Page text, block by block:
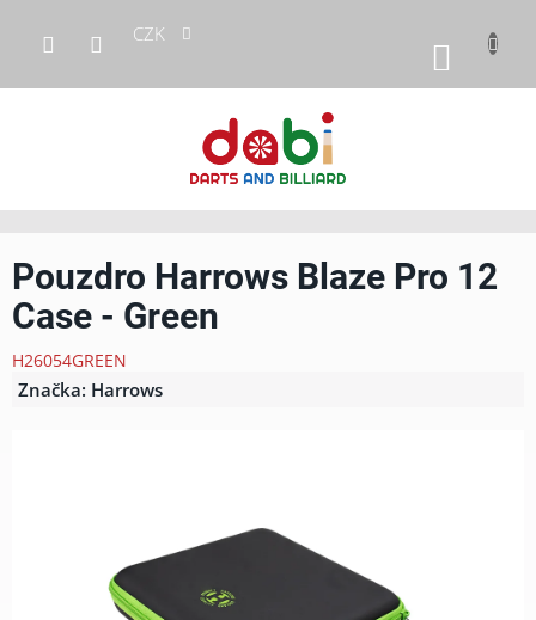
obsah
CZK
KOŠÍK
Pouzdro Harrows Blaze Pro 12
Case - Green
H26054GREEN
Značka: Harrows